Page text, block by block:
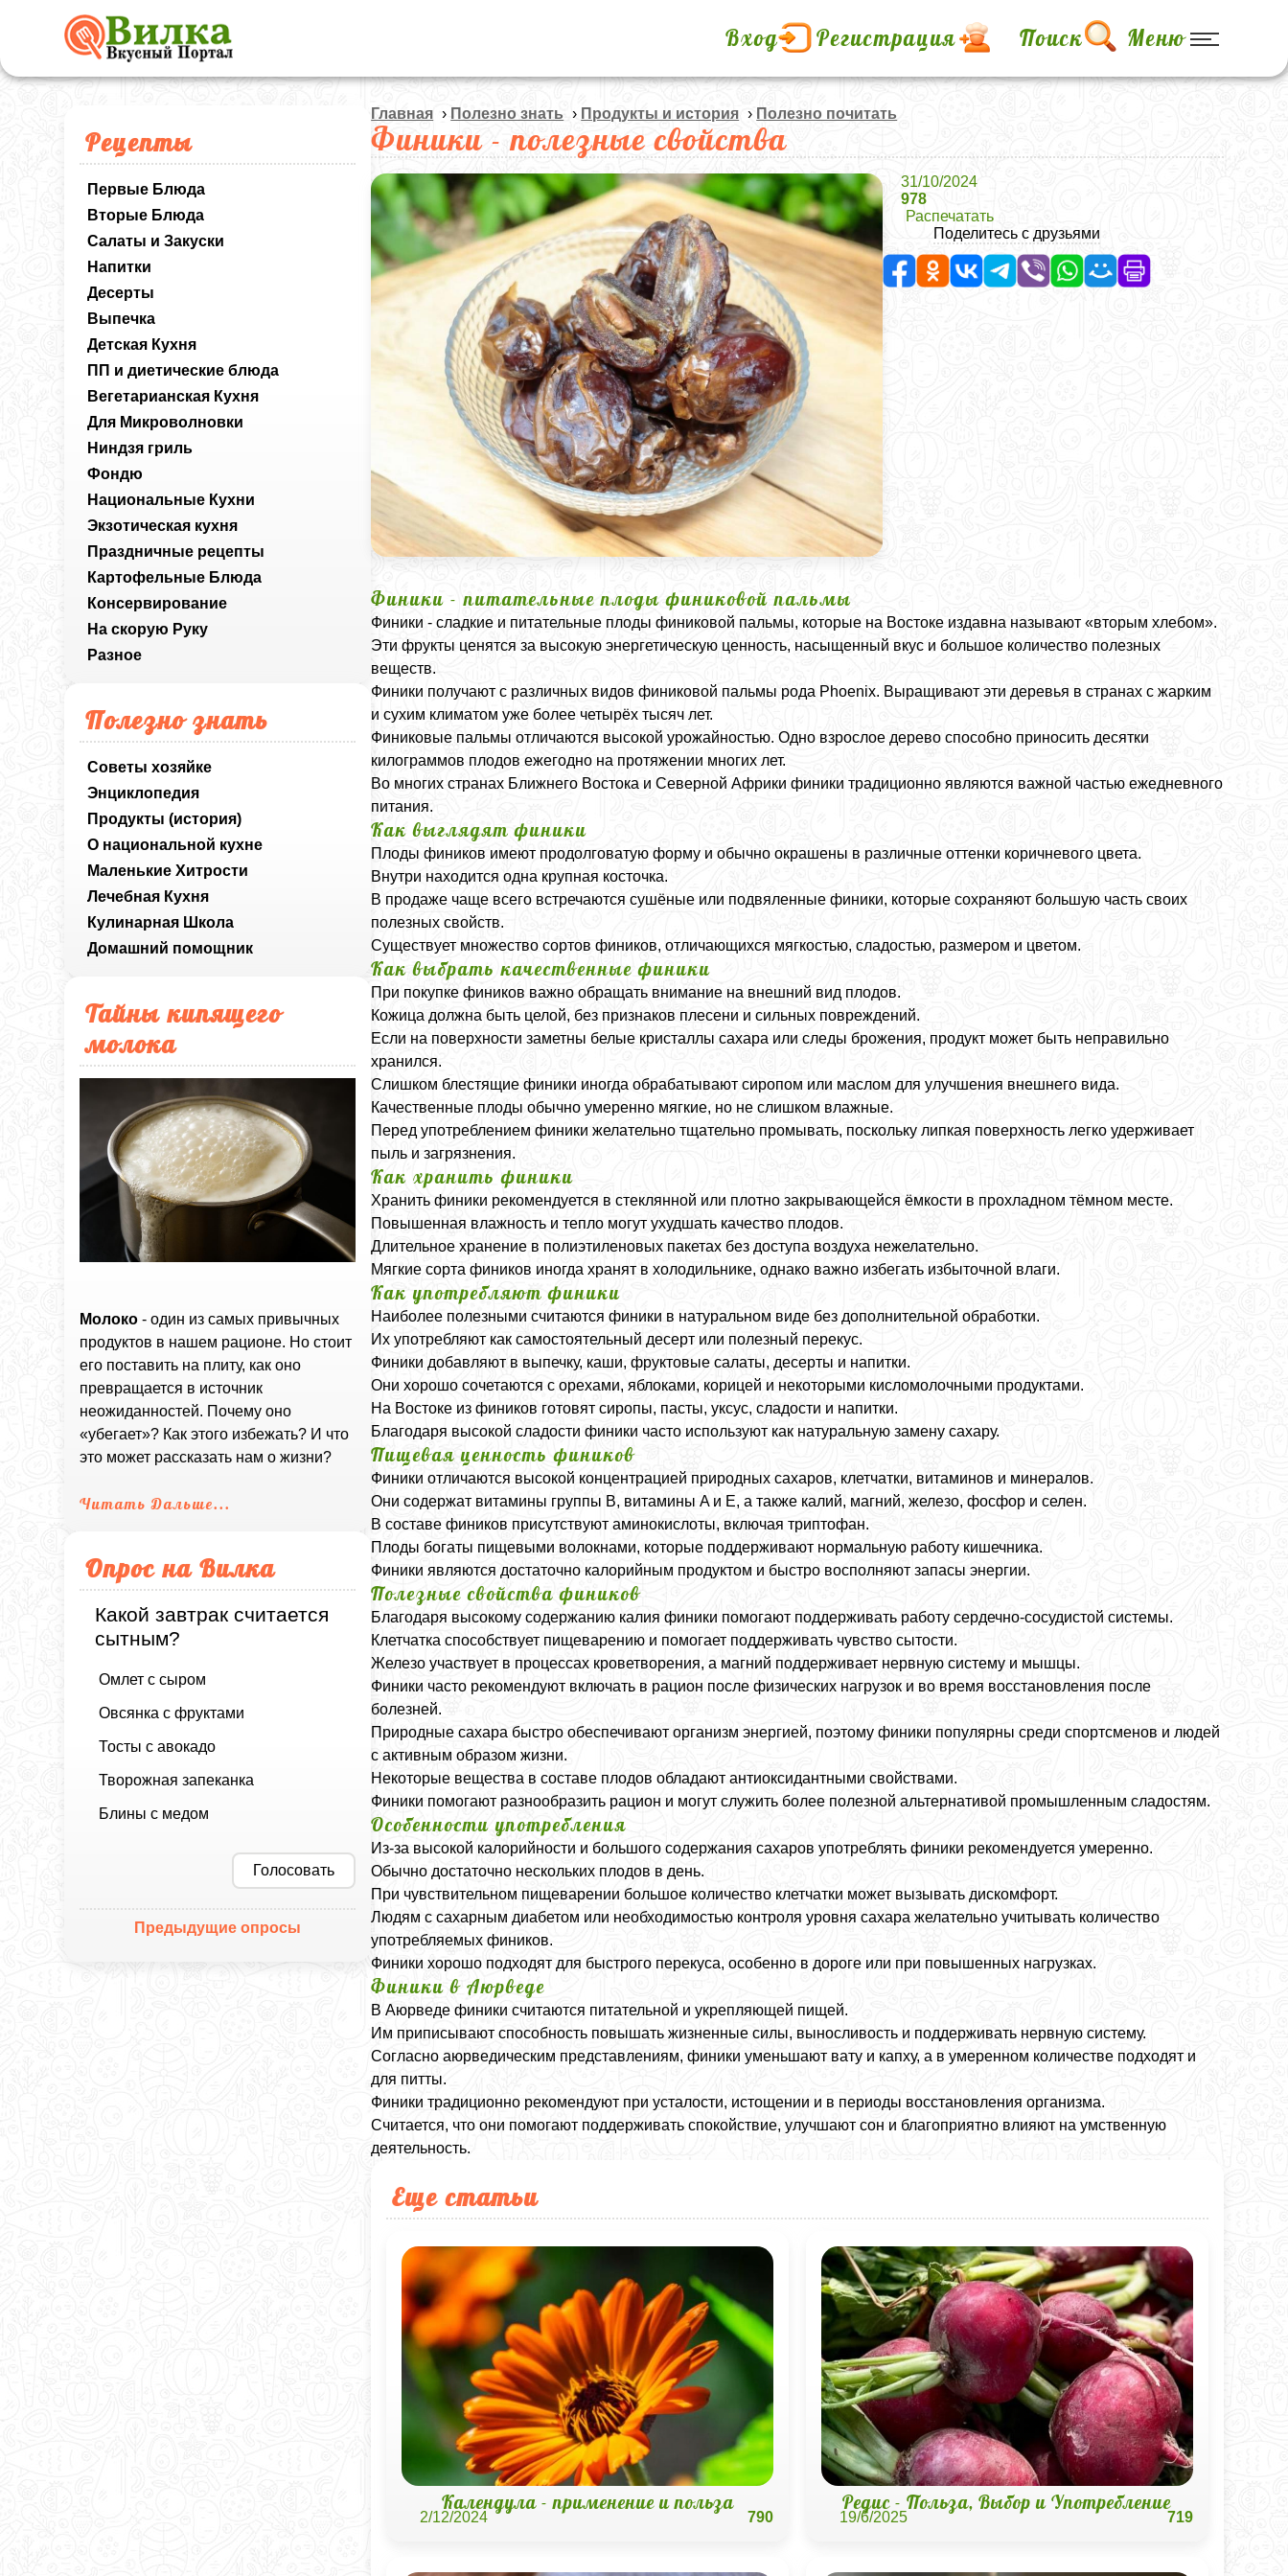
Вход Регистрация Поиск Меню
Рецепты
Первые Блюда
Вторые Блюда
Салаты и Закуски
Напитки
Десерты
Выпечка
Детская Кухня
ПП и диетические блюда
Вегетарианская Кухня
Для Микроволновки
Ниндзя гриль
Фондю
Национальные Кухни
Экзотическая кухня
Праздничные рецепты
Картофельные Блюда
Консервирование
На скорую Руку
Разное
Полезно знать
Советы хозяйке
Энциклопедия
Продукты (история)
О национальной кухне
Маленькие Хитрости
Лечебная Кухня
Кулинарная Школа
Домашний помощник
Тайны кипящего
молока
Молоко - один из самых привычных
продуктов в нашем рационе. Но стоит
его поставить на плиту, как оно
превращается в источник
неожиданностей. Почему оно
«убегает»? Как этого избежать? И что
это может рассказать нам о жизни?
Читать Дальше...
Опрос на Вилка
Какой завтрак считается
сытным?
Омлет с сыром
Овсянка с фруктами
Тосты с авокадо
Творожная запеканка
Блины с медом
Голосовать
Предыдущие опросы
Главная › Полезно знать › Продукты и история › Полезно почитать
Финики - полезные свойства
31/10/2024
978
Распечатать
Поделитесь с друзьями
Финики - питательные плоды финиковой пальмы
Финики - сладкие и питательные плоды финиковой пальмы, которые на Востоке издавна называют «вторым хлебом».
Эти фрукты ценятся за высокую энергетическую ценность, насыщенный вкус и большое количество полезных
веществ.
Финики получают с различных видов финиковой пальмы рода Phoenix. Выращивают эти деревья в странах с жарким
и сухим климатом уже более четырёх тысяч лет.
Финиковые пальмы отличаются высокой урожайностью. Одно взрослое дерево способно приносить десятки
килограммов плодов ежегодно на протяжении многих лет.
Во многих странах Ближнего Востока и Северной Африки финики традиционно являются важной частью ежедневного
питания.
Как выглядят финики
Плоды фиников имеют продолговатую форму и обычно окрашены в различные оттенки коричневого цвета.
Внутри находится одна крупная косточка.
В продаже чаще всего встречаются сушёные или подвяленные финики, которые сохраняют большую часть своих
полезных свойств.
Существует множество сортов фиников, отличающихся мягкостью, сладостью, размером и цветом.
Как выбрать качественные финики
При покупке фиников важно обращать внимание на внешний вид плодов.
Кожица должна быть целой, без признаков плесени и сильных повреждений.
Если на поверхности заметны белые кристаллы сахара или следы брожения, продукт может быть неправильно
хранился.
Слишком блестящие финики иногда обрабатывают сиропом или маслом для улучшения внешнего вида.
Качественные плоды обычно умеренно мягкие, но не слишком влажные.
Перед употреблением финики желательно тщательно промывать, поскольку липкая поверхность легко удерживает
пыль и загрязнения.
Как хранить финики
Хранить финики рекомендуется в стеклянной или плотно закрывающейся ёмкости в прохладном тёмном месте.
Повышенная влажность и тепло могут ухудшать качество плодов.
Длительное хранение в полиэтиленовых пакетах без доступа воздуха нежелательно.
Мягкие сорта фиников иногда хранят в холодильнике, однако важно избегать избыточной влаги.
Как употребляют финики
Наиболее полезными считаются финики в натуральном виде без дополнительной обработки.
Их употребляют как самостоятельный десерт или полезный перекус.
Финики добавляют в выпечку, каши, фруктовые салаты, десерты и напитки.
Они хорошо сочетаются с орехами, яблоками, корицей и некоторыми кисломолочными продуктами.
На Востоке из фиников готовят сиропы, пасты, уксус, сладости и напитки.
Благодаря высокой сладости финики часто используют как натуральную замену сахару.
Пищевая ценность фиников
Финики отличаются высокой концентрацией природных сахаров, клетчатки, витаминов и минералов.
Они содержат витамины группы B, витамины A и E, а также калий, магний, железо, фосфор и селен.
В составе фиников присутствуют аминокислоты, включая триптофан.
Плоды богаты пищевыми волокнами, которые поддерживают нормальную работу кишечника.
Финики являются достаточно калорийным продуктом и быстро восполняют запасы энергии.
Полезные свойства фиников
Благодаря высокому содержанию калия финики помогают поддерживать работу сердечно-сосудистой системы.
Клетчатка способствует пищеварению и помогает поддерживать чувство сытости.
Железо участвует в процессах кроветворения, а магний поддерживает нервную систему и мышцы.
Финики часто рекомендуют включать в рацион после физических нагрузок и во время восстановления после
болезней.
Природные сахара быстро обеспечивают организм энергией, поэтому финики популярны среди спортсменов и людей
с активным образом жизни.
Некоторые вещества в составе плодов обладают антиоксидантными свойствами.
Финики помогают разнообразить рацион и могут служить более полезной альтернативой промышленным сладостям.
Особенности употребления
Из-за высокой калорийности и большого содержания сахаров употреблять финики рекомендуется умеренно.
Обычно достаточно нескольких плодов в день.
При чувствительном пищеварении большое количество клетчатки может вызывать дискомфорт.
Людям с сахарным диабетом или необходимостью контроля уровня сахара желательно учитывать количество
употребляемых фиников.
Финики хорошо подходят для быстрого перекуса, особенно в дороге или при повышенных нагрузках.
Финики в Аюрведе
В Аюрведе финики считаются питательной и укрепляющей пищей.
Им приписывают способность повышать жизненные силы, выносливость и поддерживать нервную систему.
Согласно аюрведическим представлениям, финики уменьшают вату и капху, а в умеренном количестве подходят и
для питты.
Финики традиционно рекомендуют при усталости, истощении и в периоды восстановления организма.
Считается, что они помогают поддерживать спокойствие, улучшают сон и благоприятно влияют на умственную
деятельность.
Еще статьи
Календула - применение и польза
2/12/2024 790
Редис - Польза, Выбор и Употребление
19/6/2025 719